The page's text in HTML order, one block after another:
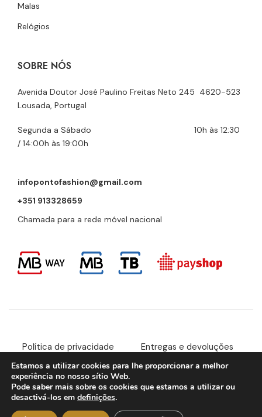
Malas
Relógios
SOBRE NÓS
Avenida Doutor José Paulino Freitas Neto 245 4620-523
Lousada, Portugal
Segunda a Sábado 10h às 12:30
/ 14:00h às 19:00h
infopontofashion@gmail.com
+351 913328659
Chamada para a rede móvel nacional
Política de privacidade Entregas e devoluções
Livro de reclamações
Copyright © 2023 Ponto Fashion. Desenvolvido por
Estamos a utilizar cookies para lhe proporcionar a melhor
experiência no nosso sítio Web.
Pode saber mais sobre os cookies que estamos a utilizar ou
desactivá-los em definições.